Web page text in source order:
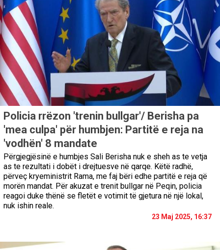
Policia rrëzon 'trenin bullgar'/ Berisha pa
'mea culpa' për humbjen: Partitë e reja na
'vodhën' 8 mandate
Përgjegjësinë e humbjes Sali Berisha nuk e sheh as te vetja
as te rezultati i dobët i drejtuesve në qarqe. Këtë radhë,
përveç kryeministrit Rama, me faj bëri edhe partitë e reja që
morën mandat. Për akuzat e trenit bullgar në Peqin, policia
reagoi duke thënë se fletët e votimit të gjetura në një lokal,
nuk ishin reale.
23 Maj 2025, 16:37